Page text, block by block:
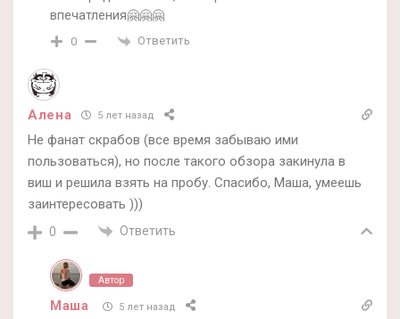
впечатления🤗🤗🤗
0 Ответить
Алена 5 лет назад
Не фанат скрабов (все время забываю ими
пользоваться), но после такого обзора закинула в
виш и решила взять на пробу. Спасибо, Маша, умеешь
заинтересовать )))
0 Ответить
Автор
Маша 5 лет назад